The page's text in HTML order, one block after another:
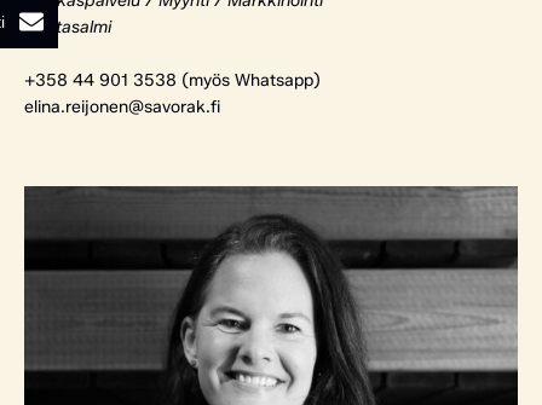
Rantasalmi
+358 44 901 3538 (myös Whatsapp)
elina.reijonen@savorak.fi